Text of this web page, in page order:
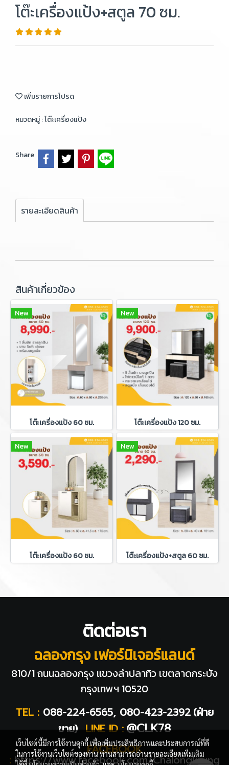
โต๊ะเครื่องแป้ง+สตูล 70 ซม.
เพิ่มรายการโปรด
หมวดหมู่ :โต๊ะเครื่องแป้ง
Share
รายละเอียดสินค้า
สินค้าเกี่ยวข้อง
New
โต๊ะเครื่องแป้ง 60 ซม.
New
โต๊ะเครื่องแป้ง 120 ซม.
New
โต๊ะเครื่องแป้ง 60 ซม.
New
โต๊ะเครื่องแป้ง+สตูล 60 ซม.
ติดต่อเรา
ฉลองกรุง เฟอร์นิเจอร์แลนด์
810/1 ถนนฉลองกรุง แขวงลำปลาทิว เขตลาดกระบัง
กรุงเทพฯ 10520
TEL : 088-224-6565, 080-423-2392 (ฝ่าย
ขาย) LINE ID : @CLK78
FACEBOOK
: https://www.facebook.com/Chalongkrung
เว็บไซต์นี้มีการใช้งานคุกกี้ เพื่อเพิ่มประสิทธิภาพและประสบการณ์ที่ดี
ในการใช้งานเว็บไซต์ของท่าน ท่านสามารถอ่านรายละเอียดเพิ่มเติม